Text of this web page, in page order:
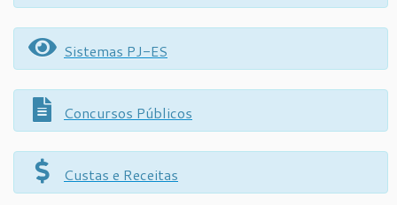
Sistemas PJ-ES
Concursos Públicos
Custas e Receitas